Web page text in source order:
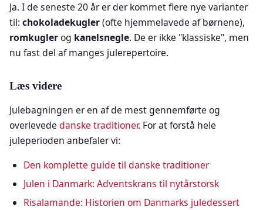
Ja. I de seneste 20 år er der kommet flere nye varianter
til: chokoladekugler(ofte hjemmelavede af børnene),
romkuglerog kanelsnegle. De er ikke "klassiske", men
nu fast del af manges julerepertoire.
Læs videre
Julebagningen er en af de mest gennemførte og
overlevede danske traditioner. For at forstå hele
juleperioden anbefaler vi:
Den komplette guide til danske traditioner
Julen i Danmark: Adventskrans til nytårstorsk
Risalamande: Historien om Danmarks juledessert